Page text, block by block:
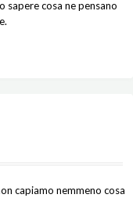
cosa ne pensano
capiamo nemmeno cosa